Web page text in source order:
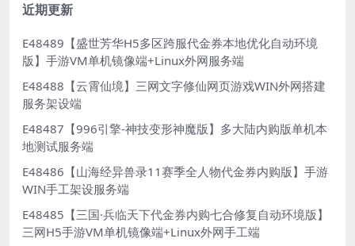
近期更新
E48489【盛世芳华H5多区跨服代金券本地优化自动环境
版】手游VM单机镜像端+Linux外网服务端
E48488【云霄仙境】三网文字修仙网页游戏WIN外网搭建
服务架设端
E48487【996引擎-神技变形神魔版】多大陆内购版单机本
地测试服务端
E48486【山海经异兽录11赛季全人物代金券内购版】手游
WIN手工架设服务端
E48485【三国·兵临天下代金券内购七合修复自动环境版】
三网H5手游VM单机镜像端+Linux外网手工端